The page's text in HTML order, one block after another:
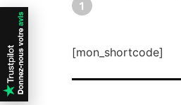
1
[mon_shortcode]